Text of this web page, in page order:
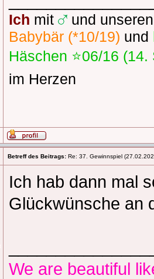
Ich mit
und
Babybär (*10/19) und
Häschen ⭐️06/16 (14.
im Herzen
Betreff des Beitrags: Re: 37. Gewinnspiel
Ich hab dann mal
Glückwünsche an
We are beautiful